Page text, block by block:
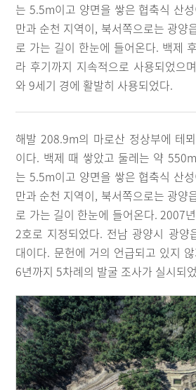
는 5.5m이고 양면을 쌓은 협축식 산
만과 순천 지역이, 북서쪽으로는 광양
로 가는 길이 한눈에 들어온다. 백제
라 후기까지 지속적으로 사용되었으
와 9세기 경에 활발히 사용되었다.
해발 208.9m의 마로산 정상부에 테
이다. 백제 때 쌓았고 둘레는 약
는 5.5m이고 양면을 쌓은 협축식 산
만과 순천 지역이, 북서쪽으로는 광양
로 가는 길이 한눈에 들어온다. 2007
2호로 지정되었다. 전남 광양시 광양
대이다. 문헌에 거의 언급되고 있지
6년까지 5차례의 발굴 조사가 실시되